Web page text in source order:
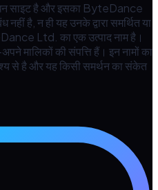
साइट है और इसका ByteDance
है, न ही यह उनके द्वारा समर्थित या
Ltd. का एक उत्पाद नाम है।
मालिकों की संपत्ति हैं। इन नामों का
से है और यह किसी समर्थन का संकेत